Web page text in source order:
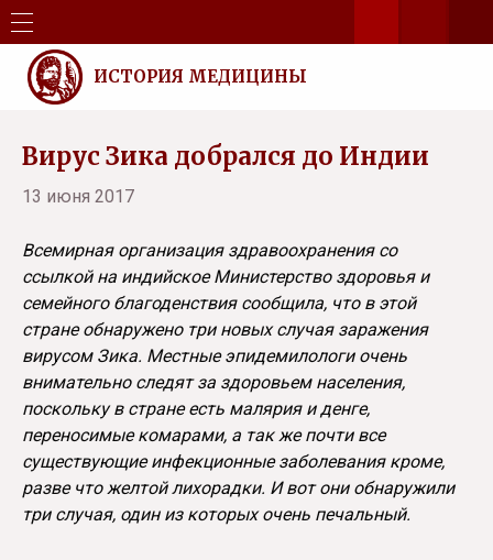
ИСТОРИЯ МЕДИЦИНЫ
Вирус Зика добрался до Индии
13 июня 2017
Всемирная организация здравоохранения со
ссылкой на индийское Министерство здоровья и
семейного благоденствия сообщила, что в этой
стране обнаружено три новых случая заражения
вирусом Зика. Местные эпидемилологи очень
внимательно следят за здоровьем населения,
поскольку в стране есть малярия и денге,
переносимые комарами, а так же почти все
существующие инфекционные заболевания кроме,
разве что желтой лихорадки. И вот они обнаружили
три случая, один из которых очень печальный.